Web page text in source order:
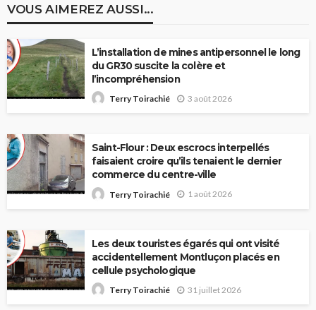
VOUS AIMEREZ AUSSI...
L’installation de mines antipersonnel le long
du GR30 suscite la colère et
l’incompréhension
Terry Toirachié 3 août 2026
Saint-Flour : Deux escrocs interpellés
faisaient croire qu’ils tenaient le dernier
commerce du centre-ville
Terry Toirachié 1 août 2026
Les deux touristes égarés qui ont visité
accidentellement Montluçon placés en
cellule psychologique
Terry Toirachié 31 juillet 2026